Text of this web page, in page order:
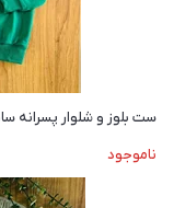
ست بلوز و شلوار پسرانه سایز
ناموجود